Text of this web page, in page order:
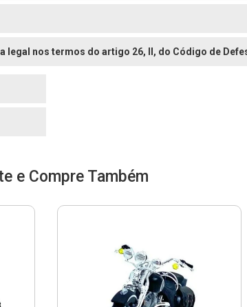
legal nos termos do artigo 26, II, do Código de
e Compre Também